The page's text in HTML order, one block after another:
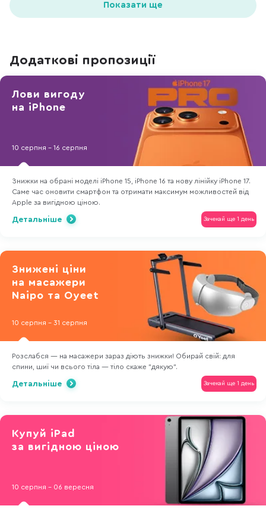
Показати ще
Додаткові пропозиції
Лови вигоду
на iPhone
10 серпня - 16 серпня
Знижки на обрані моделі iPhone 15, iPhone 16 та нову лінійку iPhone 17.
Саме час оновити смартфон та отримати максимум можливостей від
Apple за вигідною ціною.
Зачекай ще 1 день
Детальніше
Знижені ціни
на масажери
Naipo та Оyeet
10 серпня - 31 серпня
Розслабся — на масажери зараз діють знижки! Обирай свій: для
спини, шиї чи всього тіла — тіло скаже "дякую".
Зачекай ще 1 день
Детальніше
Купуй iPad
за вигідною ціною
10 серпня - 06 вересня